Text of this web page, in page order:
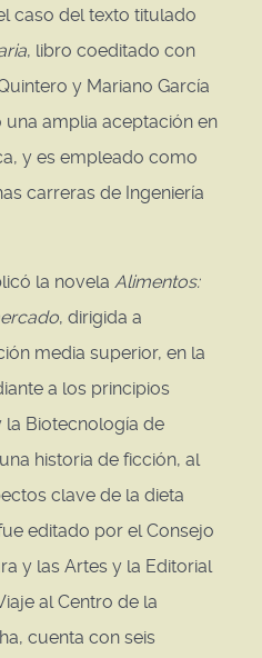
caso del texto titulado
, libro coeditado con
y Mariano García
una amplia aceptación en
y es empleado como
carreras de Ingeniería
la novela Alimentos:
, dirigida a
media superior, en la
a los principios
la Biotecnología de
historia de ficción, al
clave de la dieta
editado por el Consejo
y las Artes y la Editorial
al Centro de la
cuenta con seis